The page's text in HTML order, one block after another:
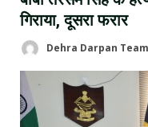
गिराया, दूसरा फरार
Dehra Darpan Team